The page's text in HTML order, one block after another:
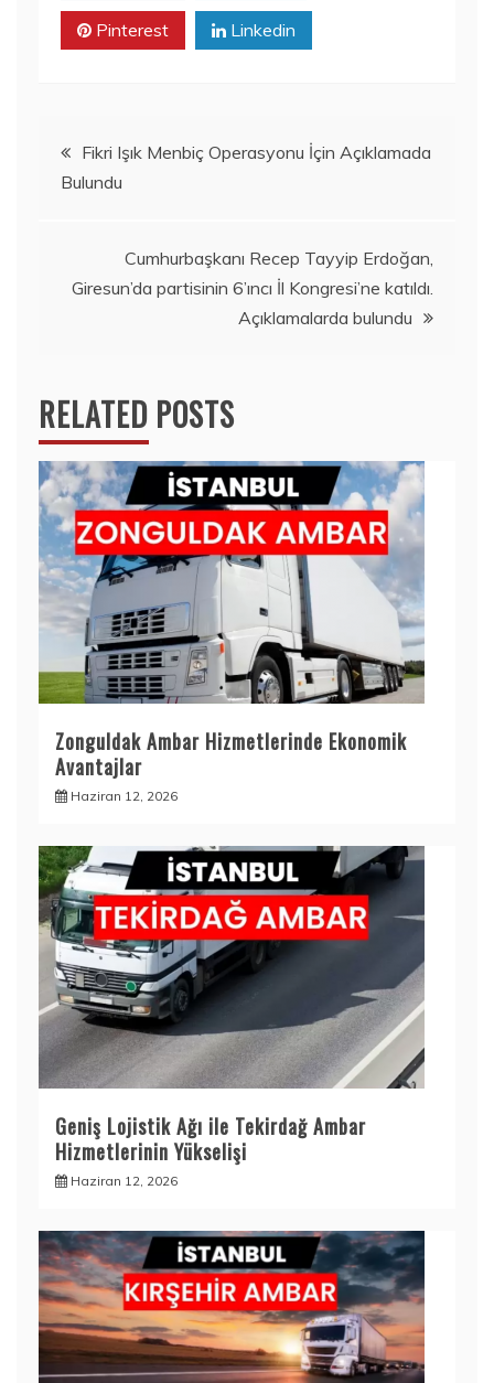
Pinterest Linkedin
Yazı
gezinmesi
Fikri Işık Menbiç Operasyonu İçin Açıklamada
Bulundu
Cumhurbaşkanı Recep Tayyip Erdoğan,
Giresun’da partisinin 6’ıncı İl Kongresi’ne katıldı.
Açıklamalarda bulundu
RELATED POSTS
Zonguldak Ambar Hizmetlerinde Ekonomik
Avantajlar
Haziran 12, 2026
Geniş Lojistik Ağı ile Tekirdağ Ambar
Hizmetlerinin Yükselişi
Haziran 12, 2026